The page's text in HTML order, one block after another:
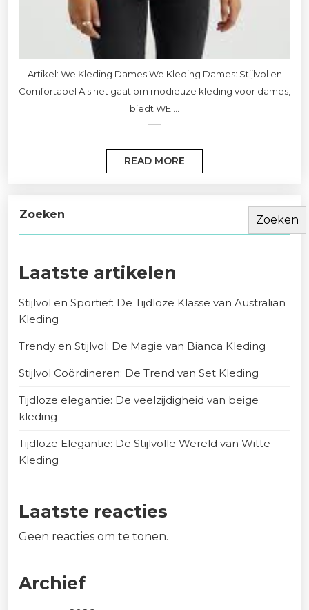
Artikel: We Kleding Dames We Kleding Dames: Stijlvol en
Comfortabel Als het gaat om modieuze kleding voor dames,
biedt WE ...
READ MORE
Zoeken Zoeken
Laatste artikelen
Stijlvol en Sportief: De Tijdloze Klasse van Australian
Kleding
Trendy en Stijlvol: De Magie van Bianca Kleding
Stijlvol Coördineren: De Trend van Set Kleding
Tijdloze elegantie: De veelzijdigheid van beige
kleding
Tijdloze Elegantie: De Stijlvolle Wereld van Witte
Kleding
Laatste reacties
Geen reacties om te tonen.
Archief